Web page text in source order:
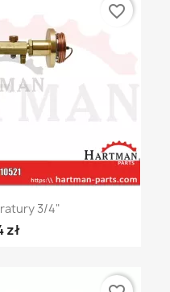
3/4"
zł
favorite_border